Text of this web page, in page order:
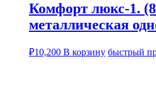
Комфорт люкс-1.
металлическая
₽10,200 В корзину быстрый